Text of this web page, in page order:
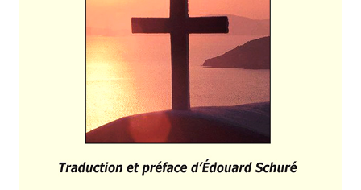
Newsletter
Nous Contacter
Politique de confidentialité et cookies
Qui sommes-nous ?